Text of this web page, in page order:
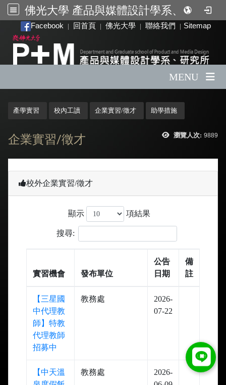
佛光大學 產品與媒體設計學系、研究所
Facebook 回首頁 佛光大學 聯絡我們 Sitemap
MENU
產學實習 校內工讀 企業實習/徵才 助學措施
瀏覽人次: 9889
企業實習/徵才